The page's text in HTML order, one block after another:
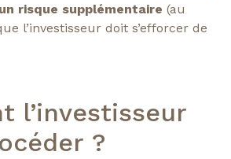
un risque supplémentaire (au
l’investisseur doit s’efforcer de
l’investisseur
?